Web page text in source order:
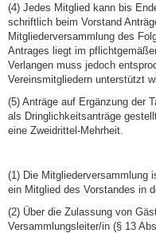
(4) Jedes Mitglied kann bis
schriftlich beim Vorstand
Mitgliederversammlung des
Antrages liegt im
Verlangen muss jedoch
Vereinsmitgliedern unterstützt
(5) Anträge auf Ergänzung der
als Dringlichkeitsanträge
eine Zweidrittel-Mehrheit.
(1) Die Mitgliederversammlung
ein Mitglied des Vorstandes in
(2) Über die Zulassung von
Versammlungsleiter/in (§ 13